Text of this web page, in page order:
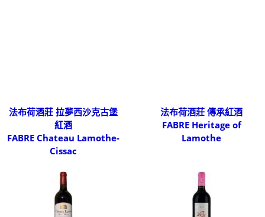
法布荷酒莊 拉夢西沙克古堡
紅酒
FABRE Chateau Lamothe-
Cissac
法布荷酒莊 傳承紅酒
FABRE Heritage of
Lamothe